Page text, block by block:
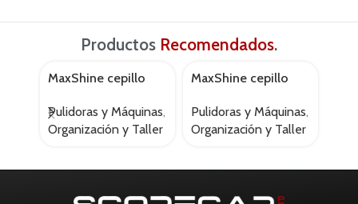
Productos Recomendados.
AGOTADO
MaxShine cepillo
Pulidoras y Máquinas,
Organización y Taller
AGOTADO
MaxShine cepillo
Pulidoras y Máquinas,
Organización y Taller